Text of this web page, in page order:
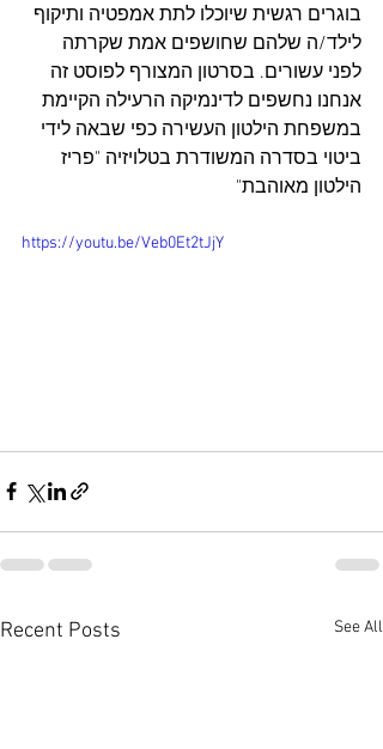
בוגרים רגשית שיוכלו לתת אמפטיה ותיקוף
לילד/ה שלהם שחושפים אמת שקרתה
לפני עשורים. בסרטון המצורף לפוסט זה
אנחנו נחשפים לדינמיקה הרעילה הקיימת
במשפחת הילטון העשירה כפי שבאה לידי
ביטוי בסדרה המשודרת בטלויזיה "פריז
הילטון מאוהבת"
https://youtu.be/Veb0Et2tJjY
Recent Posts See All